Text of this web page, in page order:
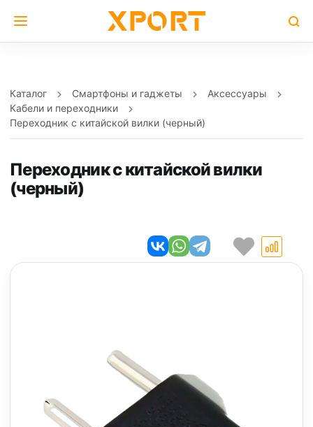
Каталог Смартфоны и гаджеты
Аксессуары
Кабели и переходники
Переходник с китайской вилки (черный)
Переходник с китайской вилки
(черный)